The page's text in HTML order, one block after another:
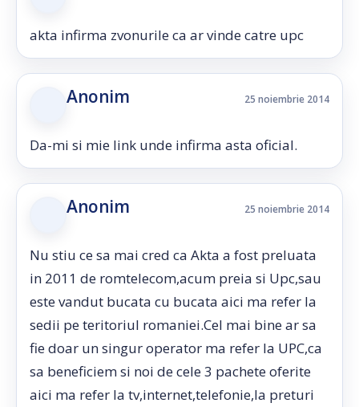
akta infirma zvonurile ca ar vinde catre upc
Anonim 25 noiembrie 2014
Da-mi si mie link unde infirma asta oficial.
Anonim 25 noiembrie 2014
Nu stiu ce sa mai cred ca Akta a fost preluata
in 2011 de romtelecom,acum preia si Upc,sau
este vandut bucata cu bucata aici ma refer la
sedii pe teritoriul romaniei.Cel mai bine ar sa
fie doar un singur operator ma refer la UPC,ca
sa beneficiem si noi de cele 3 pachete oferite
aici ma refer la tv,internet,telefonie,la preturi